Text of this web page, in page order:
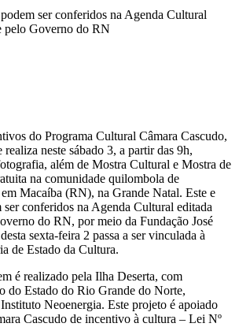
ser conferidos na Agenda Cultural
pelo Governo do RN
do Programa Cultural Câmara Cascudo,
neste sábado 3, a partir das 9h,
além de Mostra Cultural e Mostra de
na comunidade quilombola de
Macaíba (RN), na Grande Natal. Este e
ser conferidos na Agenda Cultural editada
do RN, por meio da Fundação José
sexta-feira 2 passa a ser vinculada à
de Estado da Cultura.
é realizado pela Ilha Deserta, com
do Estado do Rio Grande do Norte,
Neoenergia. Este projeto é apoiado
Cascudo de incentivo à cultura – Lei Nº